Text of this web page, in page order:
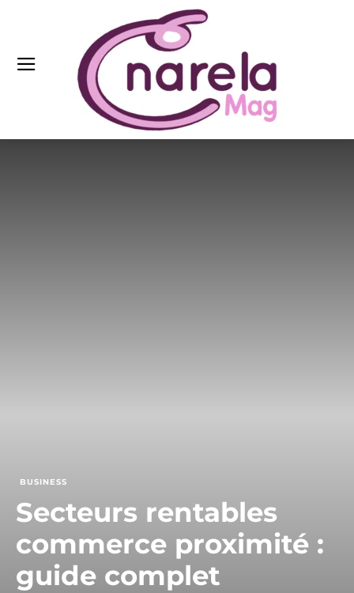
BUSINESS
Secteurs rentables
commerce proximité :
guide complet